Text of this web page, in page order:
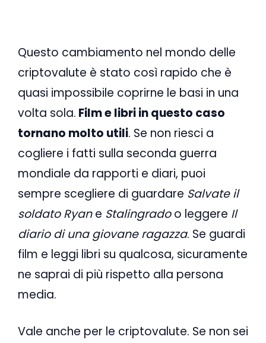
Questo cambiamento nel mondo delle
criptovalute è stato così rapido che è
quasi impossibile coprirne le basi in una
volta sola. Film e libri in questo caso
tornano molto utili. Se non riesci a
cogliere i fatti sulla seconda guerra
mondiale da rapporti e diari, puoi
sempre scegliere di guardare Salvate il
soldato Ryane Stalingradoo leggere Il
diario di una giovane ragazza. Se guardi
film e leggi libri su qualcosa, sicuramente
ne saprai di più rispetto alla persona
media.
Vale anche per le criptovalute. Se non sei